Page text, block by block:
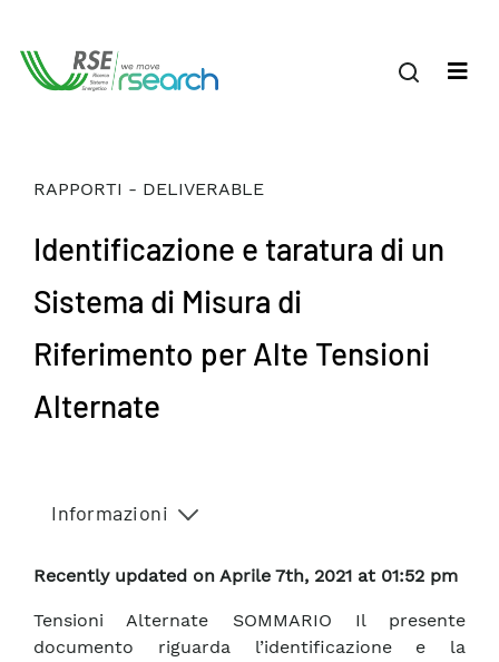
RAPPORTI - DELIVERABLE
Identificazione e taratura di un
Sistema di Misura di
Riferimento per Alte Tensioni
Alternate
Informazioni
Recently updated on Aprile 7th, 2021 at 01:52 pm
Tensioni Alternate SOMMARIO Il presente
documento riguarda l’identificazione e la